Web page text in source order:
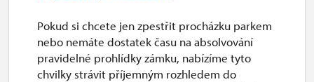
Pokud si chcete jen zpestřit procházku parkem
nebo nemáte dostatek času na absolvování
pravidelné prohlídky zámku, nabízíme tyto
chvilky strávit příjemným rozhledem do